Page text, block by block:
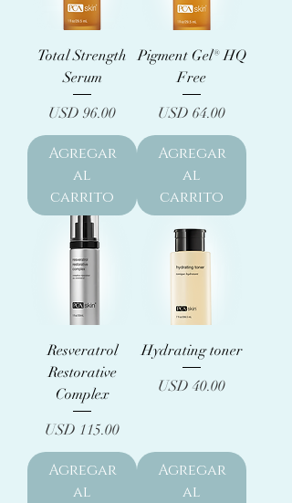
Total Strength
Serum
Precio
USD 96.00
Agregar
al
carrito
Pigment Gel® HQ
Free
Precio
USD 64.00
Agregar
al
carrito
Resveratrol
Restorative
Complex
Precio
USD 115.00
Agregar
al
Hydrating toner
Precio
USD 40.00
Agregar
al